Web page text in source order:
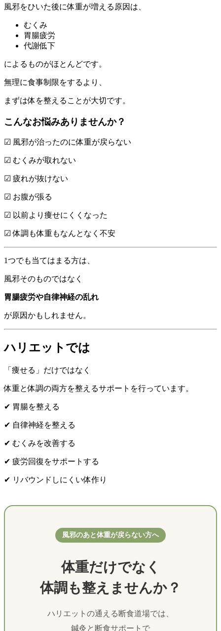
風邪をひいた後に体重が増える原因は、
むくみ
胃腸疲労
代謝低下
によるものがほとんどです。
無理に食事制限をするより、
まずは体を整えることが大切です。
こんなお悩みありませんか？
☑ 風邪が治ったのに体重が戻らない
☑ むくみが取れない
☑ 疲れが抜けない
☑ お腹が張る
☑ 以前より痩せにくくなった
☑ 体調も体重もなんとなく不安
1つでも当てはまる方は、
風邪そのものではなく
胃腸疲労や自律神経の乱れ
が原因かもしれません。
ハリエットでは
「痩せる」だけではなく
体重と体調の両方を整えるサポートを行っています。
✔ 胃腸を整える
✔ 自律神経を整える
✔ むくみを改善する
✔ 疲労回復をサポートする
✔ リバウンドしにくい体作り
風邪のあと体重が戻らない方へ
体重だけでなく
体調も整えませんか？
ハリエットの通える断食道場では、
鍼灸と断食サポートで